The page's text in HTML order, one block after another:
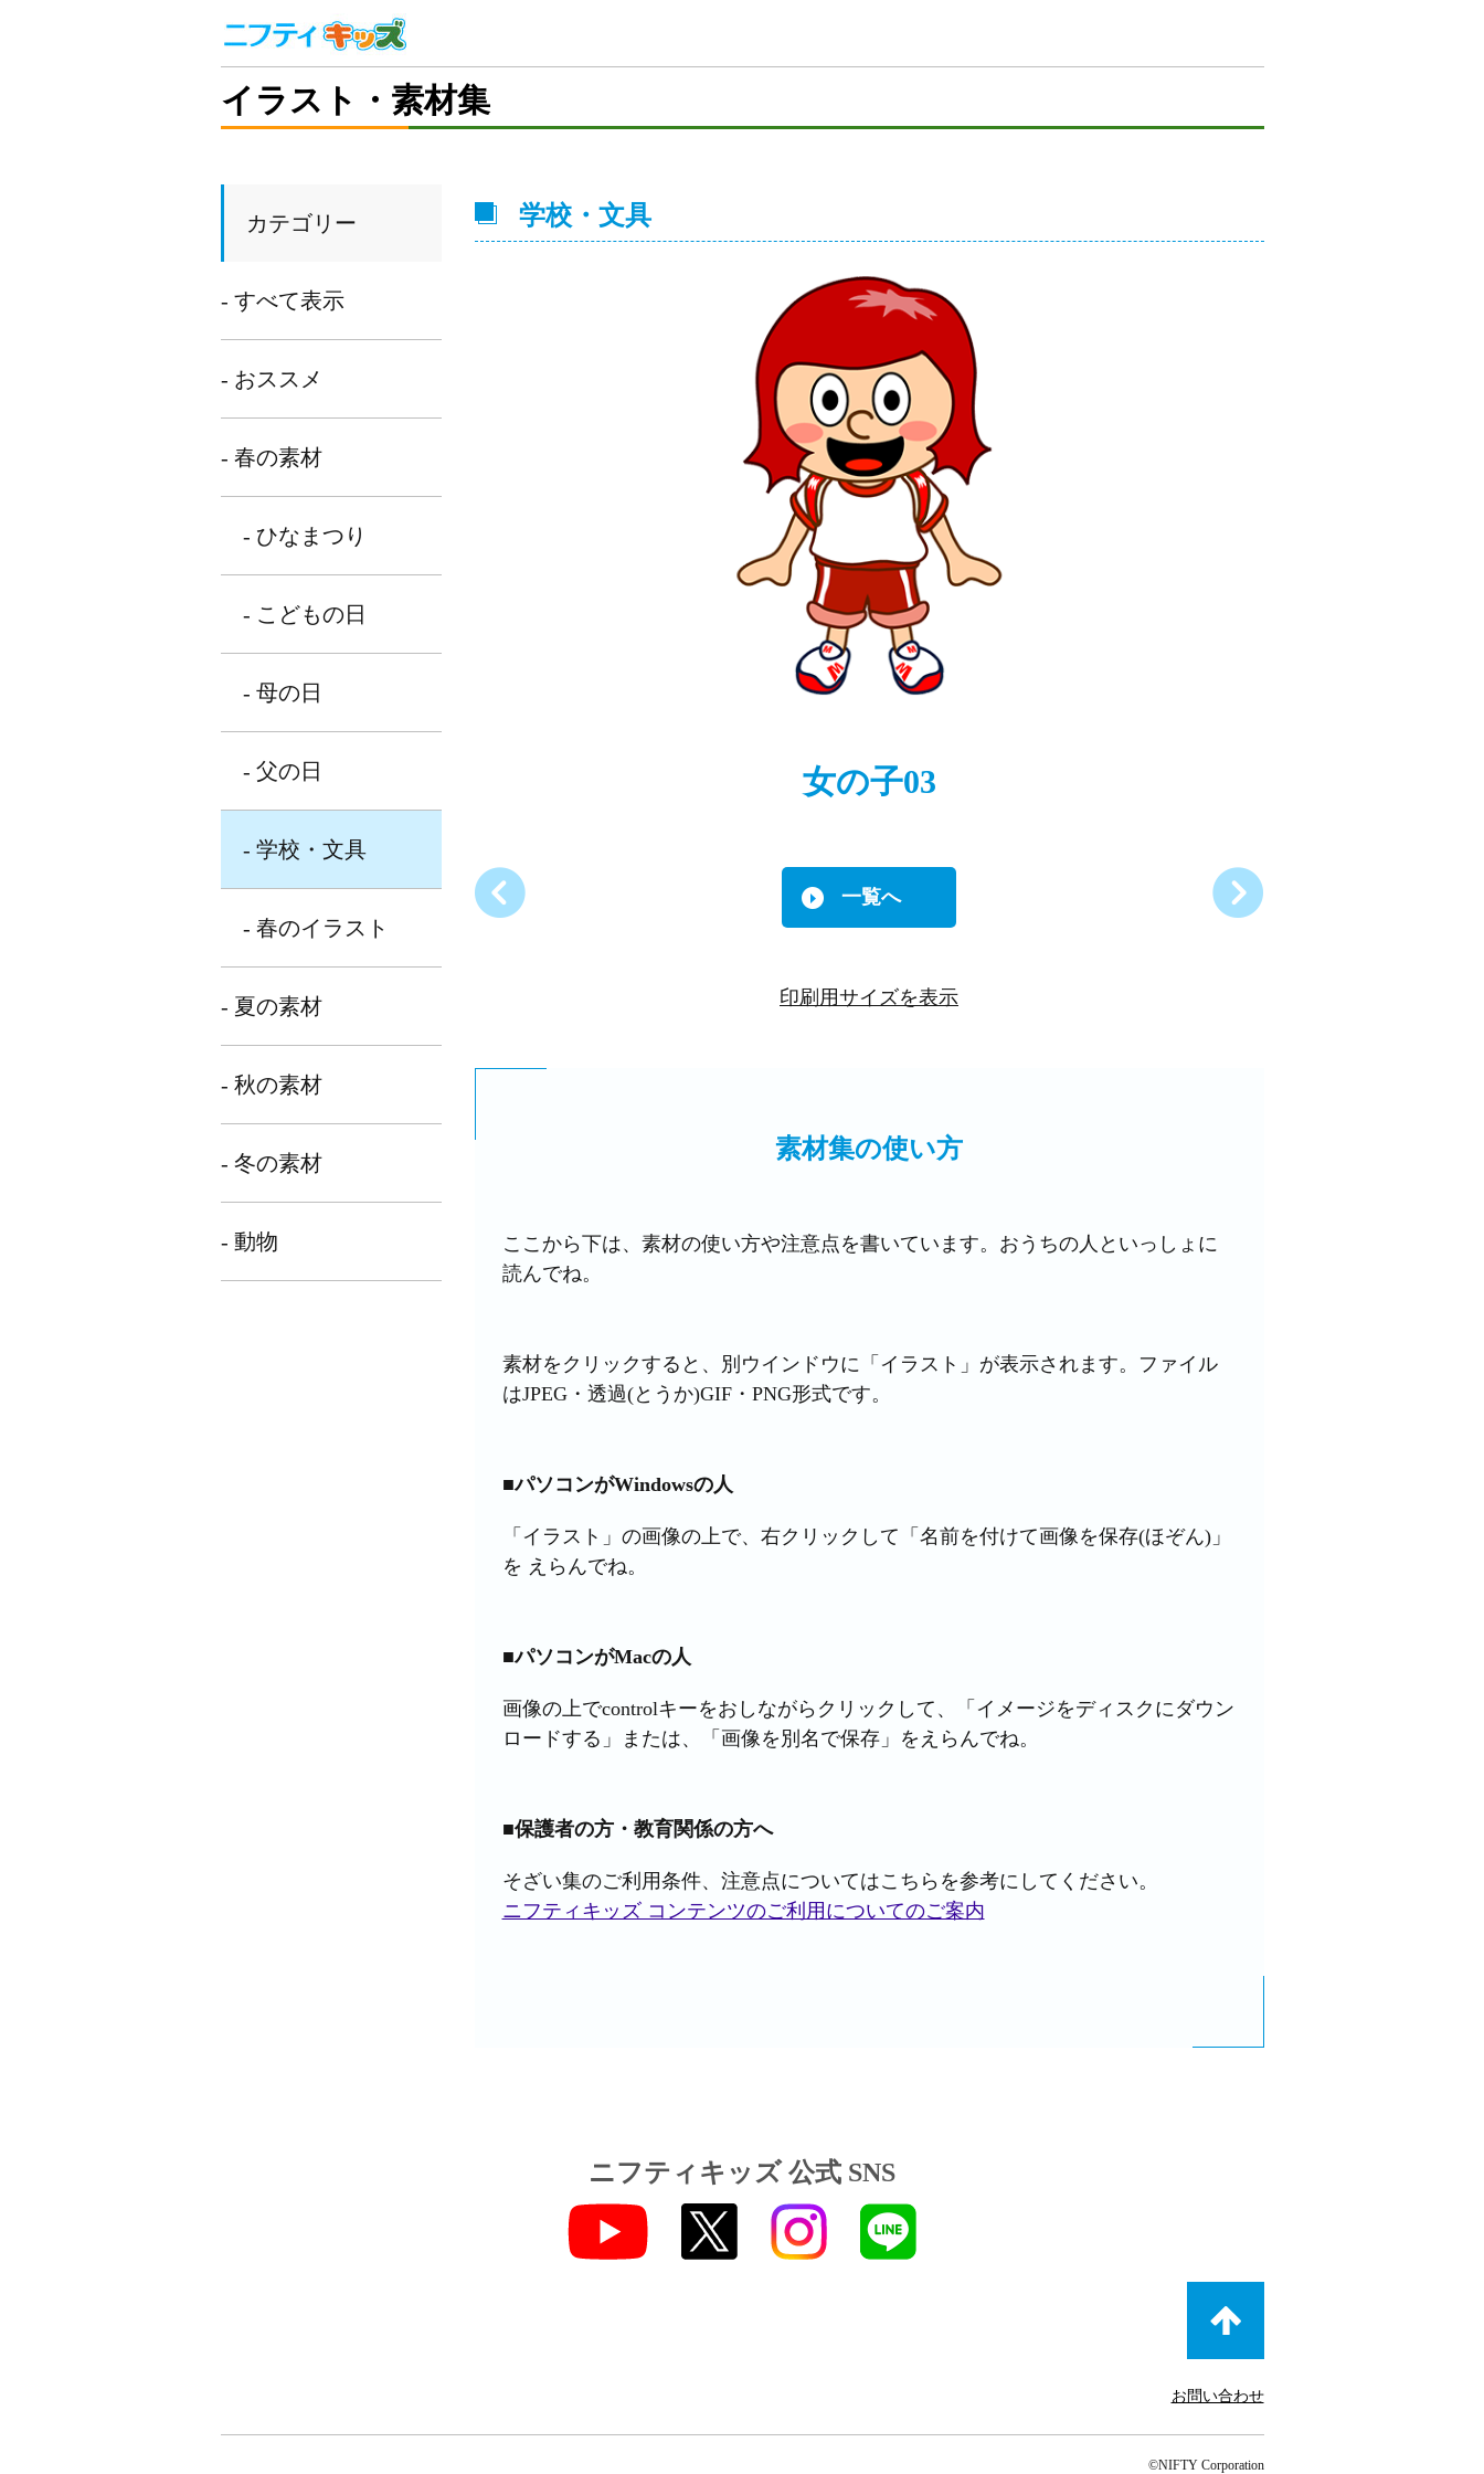
イラスト・素材集
カテゴリー
- すべて表示
- おススメ
- 春の素材
- ひなまつり
- こどもの日
- 母の日
- 父の日
- 学校・文具
- 春のイラスト
- 夏の素材
- 秋の素材
- 冬の素材
- 動物
学校・文具
女の子03
一覧へ
印刷用サイズを表示
素材集の使い方
ここから下は、素材の使い方や注意点を書いています。 おうちの人といっしょに
読んでね。
素材をクリックすると、別ウインドウに「イラスト」が表示されます。ファイル
はJPEG・透過(とうか)GIF・PNG形式です。
■パソコンがWindowsの人
「イラスト」の画像の上で、右クリックして「名前を付けて画像を保存(ほぞん)」
を えらんでね。
■パソコンがMacの人
画像の上でcontrolキーをおしながらクリックして、「イメージをディスクにダウン
ロードする」または、「画像を別名で保存」をえらんでね。
■保護者の方・教育関係の方へ
そざい集のご利用条件、注意点についてはこちらを参考にしてください。
ニフティキッズ コンテンツのご利用についてのご案内
ニフティキッズ 公式 SNS
お問い合わせ
©NIFTY Corporation